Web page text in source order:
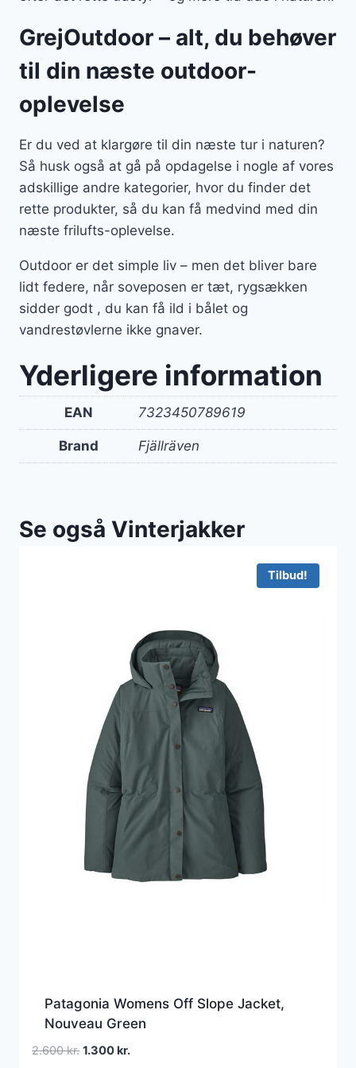
GrejOutdoor – alt, du behøver
til din næste outdoor-
oplevelse
Er du ved at klargøre til din næste tur i naturen?
Så husk også at gå på opdagelse i nogle af vores
adskillige andre kategorier, hvor du finder det
rette produkter, så du kan få medvind med din
næste frilufts-oplevelse.
Outdoor er det simple liv – men det bliver bare
lidt federe, når soveposen er tæt, rygsækken
sidder godt , du kan få ild i bålet og
vandrestøvlerne ikke gnaver.
Yderligere information
EAN 7323450789619
Brand Fjällräven
Se også Vinterjakker
Tilbud!
Patagonia Womens Off Slope Jacket,
Nouveau Green
2.600kr. Den
1.300kr.Den